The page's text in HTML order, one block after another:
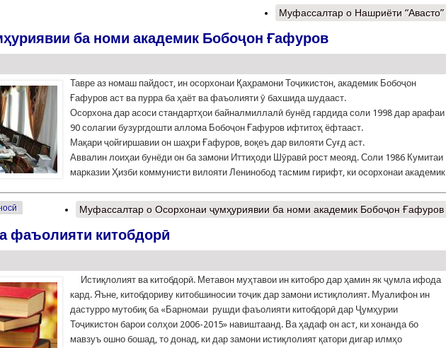
Муфассалтар о Нашриёти “Авасто”
ба номи академик Бобоҷон Ғафуров
Тавре аз номаш пайдост, ин осорхонаи Қаҳрамони Тоҷикистон, академик Бобоҷон
Ғафуров аст ва пурра ба ҳаёт ва фаъолияти ӯ бахшида шудааст.
Осорхона дар асоси стандартҳои байналмиллалӣ бунёд гардида соли 1998 дар арафаи
90 солагии бузургдошти аллома Бобоҷон Ғафуров ифтитоҳ ёфтааст.
Мақари ҷойгиршавии он шаҳри Ғафуров, воқеъ дар вилояти Суғд аст.
Аввалин лоиҳаи бунёди он ба замони Иттиҳоди Шӯравӣ рост меояд. Соли 1986 Кумитаи
марказии Ҳизби коммунисти вилояти Ленинобод тасмим гирифт, ки осорхонаи академик
Муфассалтар о Осорхонаи ҷумҳуриявии ба номи академик Бобоҷон Ғафуров
фаъолияти китобдорӣ
Истиқлолият ва китобдорӣ. Метавон муҳтавои ин китобро дар ҳамин як ҷумла ифода
кард. Яъне, китобдориву китобшиносии тоҷик дар замони истиқлолият. Муалифон ин
дастурро мутобиқ ба «Барномаи рушди фаъолияти китобдорӣ дар Ҷумҳурии
Тоҷикистон барои солҳои 2006-2015» навиштаанд. Ва ҳадаф он аст, ки хонанда бо
мавзуъ ошно бошад, то донад, ки дар замони истиқлолият қатори дигар илмҳо